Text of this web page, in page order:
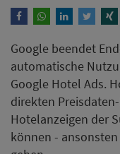
Google beendet
automatische
Google Hotel Ads.
direkten
Hotelanzeigen der
können -